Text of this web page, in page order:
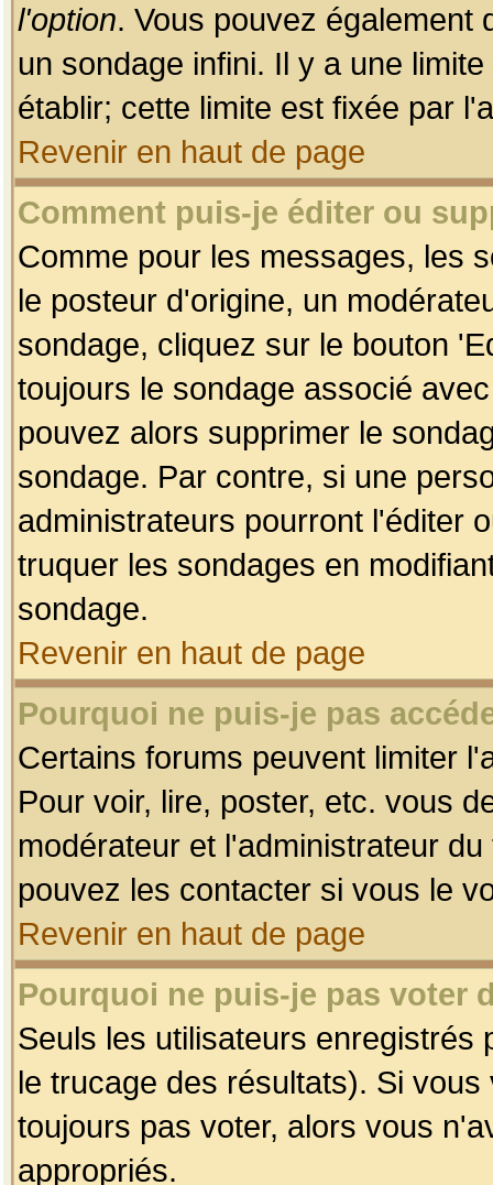
l'option. Vous pouvez également
un sondage infini. Il y a une
établir; cette limite est fixée par
Revenir en haut de page
Comment puis-je éditer ou
Comme pour les messages, les
le posteur d'origine, un
sondage, cliquez sur le bouton
toujours le sondage associé
pouvez alors supprimer le
sondage. Par contre, si une
administrateurs pourront l'éditer
truquer les sondages en
sondage.
Revenir en haut de page
Pourquoi ne puis-je pas
Certains forums peuvent limiter
Pour voir, lire, poster, etc. vous
modérateur et l'administrateur
pouvez les contacter si vous le
Revenir en haut de page
Pourquoi ne puis-je pas voter
Seuls les utilisateurs enregistrés
le trucage des résultats). Si
toujours pas voter, alors vous
appropriés.